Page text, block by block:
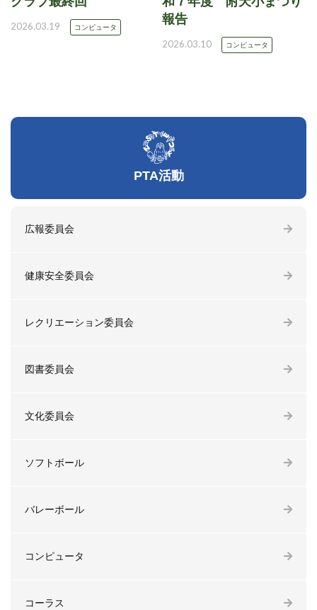
2026.03.19 コンピュータ
報告
2026.03.10 コンピュータ
PTA活動
広報委員会
健康安全委員会
レクリエーション委員会
図書委員会
文化委員会
ソフトボール
バレーボール
コンピュータ
コーラス